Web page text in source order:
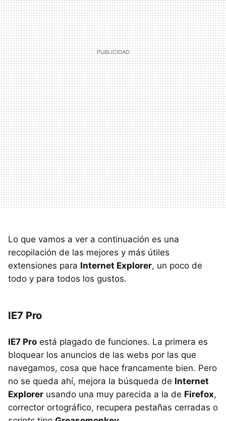
Lo que vamos a ver a continuación es una
recopilación de las mejores y más útiles
extensiones para Internet Explorer, un poco de
todo y para todos los gustos.
IE7 Pro
IE7 Pro está plagado de funciones. La primera es
bloquear los anuncios de las webs por las que
navegamos, cosa que hace francamente bien. Pero
no se queda ahí, mejora la búsqueda de Internet
Explorer usando una muy parecida a la de Firefox,
corrector ortográfico, recupera pestañas cerradas o